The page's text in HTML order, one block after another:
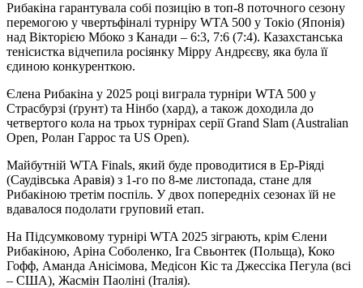
Рибакіна гарантувала собі позицію в топ-8 поточного сезону
перемогою у чвертьфіналі турніру WTA 500 у Токіо (Японія)
над Вікторією Мбоко з Канади – 6:3, 7:6 (7:4). Казахстанська
тенісистка відчепила росіянку Мірру Андрєєву, яка була її
єдиною конкуренткою.
Єлена Рибакіна у 2025 році виграла турніри WTA 500 у
Страсбурзі (ґрунт) та Нінбо (хард), а також доходила до
четвертого кола на трьох турнірах серії Grand Slam (Australian
Open, Ролан Гаррос та US Open).
Майбутній WTA Finals, який буде проводитися в Ер-Ріяді
(Саудівська Аравія) з 1-го по 8-ме листопада, стане для
Рибакіною третім поспіль. У двох попередніх сезонах їй не
вдавалося подолати груповий етап.
На Підсумковому турнірі WTA 2025 зіграють, крім Єлени
Рибакіною, Аріна Соболенко, Іга Свьонтек (Польща), Коко
Гофф, Аманда Анісімова, Медісон Кіс та Джессіка Пегула (всі
– США), Жасмін Паоліні (Італія).